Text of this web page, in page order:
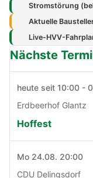
Stromstörung
Aktuelle
Live-HVV-
Nächste
heute seit 10:00 -
Erdbeerhof Glantz
Hoffest
Mo 24.08. 20:00
CDU Delingsdorf